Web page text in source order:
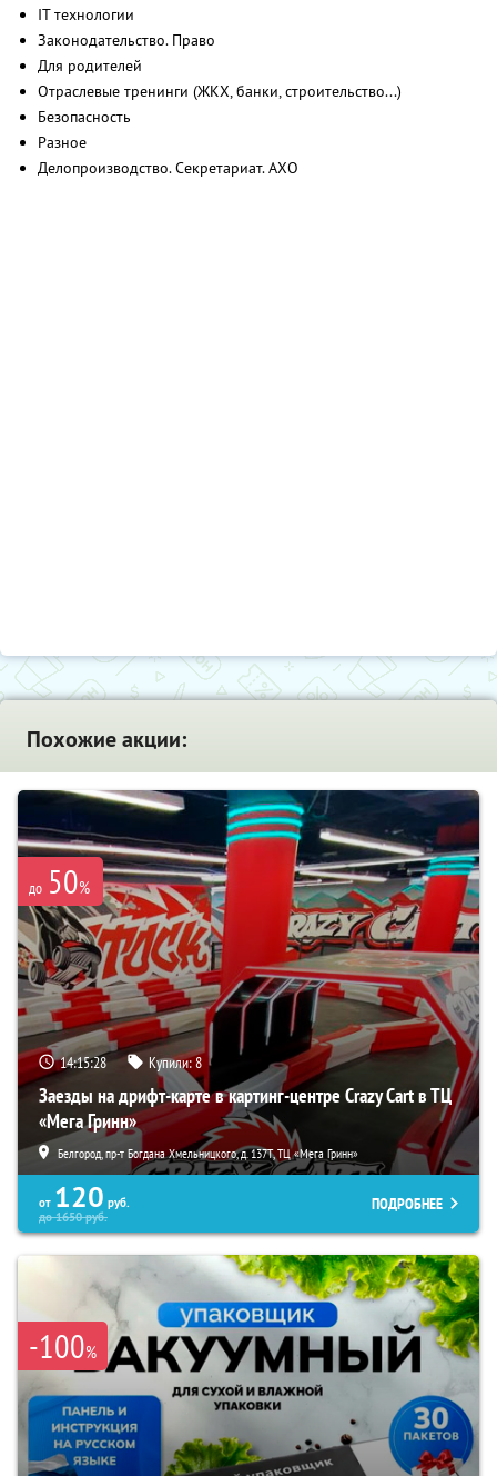
IT технологии
Законодательство. Право
Для родителей
Отраслевые тренинги (ЖКХ, банки, строительство...)
Безопасность
Разное
Делопроизводство. Секретариат. АХО
Похожие акции:
до 50%
14:15:27 Купили:8
Заезды на дрифт-карте в картинг-центре Crazy Cart в ТЦ
«Мега Гринн»
Белгород, пр-т Богдана Хмельницкого, д. 137Т, ТЦ «Мега Гринн»
от 120 руб.
до1650руб.
ПОДРОБНЕЕ
-100%